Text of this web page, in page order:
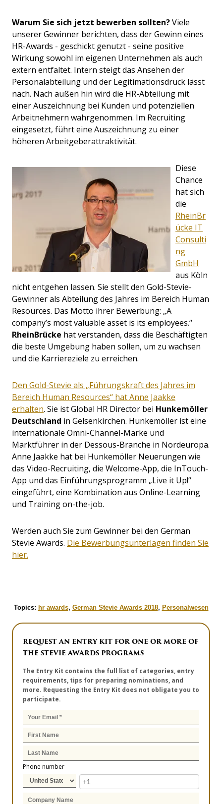
Warum Sie sich jetzt bewerben sollten?Viele
unserer Gewinner berichten, dass der Gewinn eines
HR-Awards - geschickt genutzt - seine positive
Wirkung sowohl im eigenen Unternehmen als auch
extern entfaltet. Intern steigt das Ansehen der
Personalabteilung und der Legitimationsdruck lässt
nach. Nach außen hin wird die HR-Abteilung mit
einer Auszeichnung bei Kunden und potenziellen
Arbeitnehmern wahrgenommen. Im Recruiting
eingesetzt, führt eine Auszeichnung zu einer
höheren Arbeitgeberattraktivität.
Diese
Chance
hat sich
die
RheinBr
ücke IT
Consulti
ng
GmbH
aus Köln
nicht entgehen lassen. Sie stellt den Gold-Stevie-
Gewinner als Abteilung des Jahres im Bereich Human
Resources. Das Motto ihrer Bewerbung: „A
company’s most valuable asset is its employees.“
RheinBrücke hat verstanden, dass die Beschäftigten
die beste Umgebung haben sollen, um zu wachsen
und die Karriereziele zu erreichen.
Den Gold-Stevie als „Führungskraft des Jahres im
Bereich Human Resources“ hat Anne Jaakke
erhalten. Sie ist Global HR Director bei Hunkemöller
Deutschland in Gelsenkirchen. Hunkemöller ist eine
internationale Omni-Channel-Marke und
Marktführer in der Dessous-Branche in Nordeuropa.
Anne Jaakke hat bei Hunkemöller Neuerungen wie
das Video-Recruiting, die Welcome-App, die InTouch-
App und das Einführungsprogramm „Live it Up!“
eingeführt, eine Kombination aus Online-Learning
und Training on-the-job.
Werden auch Sie zum Gewinner bei den German
Stevie Awards. Die Bewerbungsunterlagen finden Sie
hier.
Topics: hr awards, German Stevie Awards 2018, Personalwesen
REQUEST AN ENTRY KIT FOR ONE OR MORE OF
THE STEVIE AWARDS PROGRAMS
The Entry Kit contains the full list of categories, entry
requirements, tips for preparing nominations, and
more. Requesting the Entry Kit does not obligate you to
participate.
Phone number